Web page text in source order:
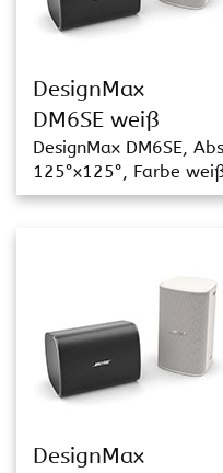
DesignMax
DM6SE weiß
DesignMax DM6SE,
125°x125°, Farbe
DesignMax